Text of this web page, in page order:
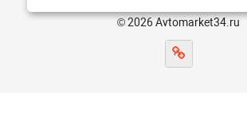
© 2026 Avtomarket34.ru